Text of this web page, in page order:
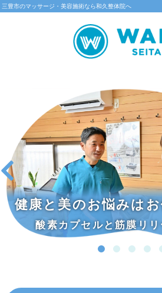
三豊市のマッサージ・美容施術なら和久整体院へ
健康と美のお悩みは
酸素カプセルと筋膜リ